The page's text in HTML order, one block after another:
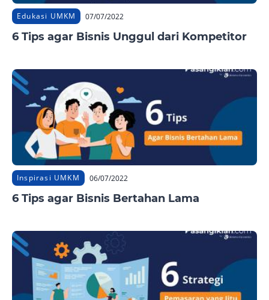
Edukasi UMKM 07/07/2022
6 Tips agar Bisnis Unggul dari Kompetitor
Inspirasi UMKM 06/07/2022
6 Tips agar Bisnis Bertahan Lama